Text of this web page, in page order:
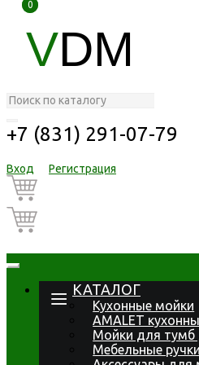
VDM
+7 (831) 291-07-79
Вход Регистрация
0
0
КАТАЛОГ
Кухонные мойки
AMALET
Мойки для тумб
Мебельные ручки